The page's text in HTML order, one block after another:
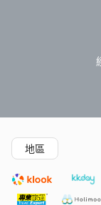
精選酒店
地區